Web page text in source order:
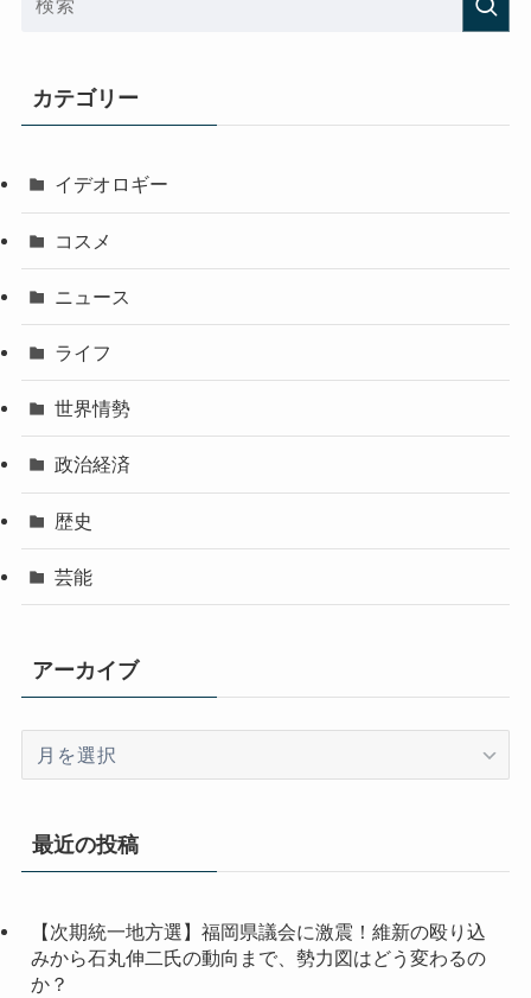
カテゴリー
イデオロギー
コスメ
ニュース
ライフ
世界情勢
政治経済
歴史
芸能
アーカイブ
イ
最近の投稿
【次期統一地方選】福岡県議会に激震！維新の殴り込
みから石丸伸二氏の動向まで、勢力図はどう変わるの
か？